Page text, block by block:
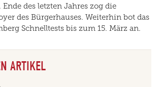
Ende des letzten Jahres zog die
des Bürgerhauses. Weiterhin bot das
Schnelltests bis zum 15. März an.
ARTIKEL